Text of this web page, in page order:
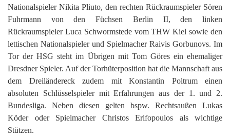
Nationalspieler Nikita Pliuto, den rechten Rückraumspieler Sören
Fuhrmann von den Füchsen Berlin II, den linken
Rückraumspieler Luca Schwormstede vom THW Kiel sowie den
lettischen Nationalspieler und Spielmacher Raivis Gorbunovs. Im
Tor der HSG steht im Übrigen mit Tom Göres ein ehemaliger
Dresdner Spieler. Auf der Torhüterposition hat die Mannschaft aus
dem Dreiländereck zudem mit Konstantin Poltrum einen
absoluten Schlüsselspieler mit Erfahrungen aus der 1. und 2.
Bundesliga. Neben diesen gelten bspw. Rechtsaußen Lukas
Köder oder Spielmacher Christos Erifopoulos als wichtige
Stützen.